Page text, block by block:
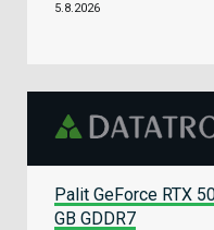
5.8.2026
Palit GeForce RTX
GB GDDR7